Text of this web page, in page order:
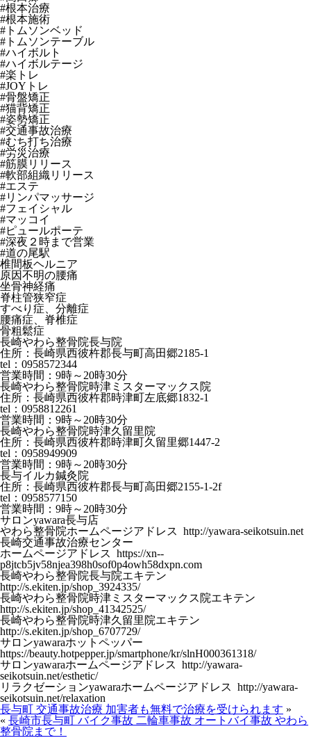
#根本治療
#根本施術
#トムソンベッド
#トムソンテーブル
#ハイボルト
#ハイボルテージ
#楽トレ
#JOYトレ
#骨盤矯正
#猫背矯正
#姿勢矯正
#交通事故治療
#むち打ち治療
#労災治療
#筋膜リリース
#軟部組織リリース
#エステ
#リンパマッサージ
#フェイシャル
#マッコイ
#ピュールポーテ
#深夜２時まで営業
#道の尾駅
椎間板ヘルニア
原因不明の腰痛
坐骨神経痛
脊柱管狭窄症
すべり症、分離症
腰痛症、脊椎症
骨粗鬆症
長崎やわら整骨院長与院
住所：長崎県西彼杵郡長与町高田郷2185-1
tel：0958572344
営業時間：9時～20時30分
長崎やわら整骨院時津ミスターマックス院
住所：長崎県西彼杵郡時津町左底郷1832-1
tel：0958812261
営業時間：9時～20時30分
長崎やわら整骨院時津久留里院
住所：長崎県西彼杵郡時津町久留里郷1447-2
tel：0958949909
営業時間：9時～20時30分
長与イルカ鍼灸院
住所：長崎県西彼杵郡長与町高田郷2155-1-2f
tel：0958577150
営業時間：9時～20時30分
サロンyawara長与店
やわら整骨院ホームページアドレス http://yawara-seikotsuin.net
長崎交通事故治療センター
ホームページアドレス https://xn--
p8jtcb5jv58njea398h0sof0p4owh58dxpn.com
長崎やわら整骨院長与院エキテン
http://s.ekiten.jp/shop_3924335/
長崎やわら整骨院時津ミスターマックス院エキテン
http://s.ekiten.jp/shop_41342525/
長崎やわら整骨院時津久留里院エキテン
http://s.ekiten.jp/shop_6707729/
サロンyawaraホットペッパー
https://beauty.hotpepper.jp/smartphone/kr/slnH000361318/
サロンyawaraホームページアドレス http://yawara-
seikotsuin.net/esthetic/
リラクゼーションyawaraホームページアドレス http://yawara-
seikotsuin.net/relaxation
長与町 交通事故治療 加害者も無料で治療を受けられます »
« 長崎市長与町 バイク事故 二輪車事故 オートバイ事故 やわら
整骨院まで！